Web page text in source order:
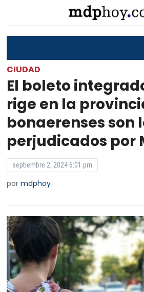
CIUDAD
El boleto
rige en la
bonaerenses son
perjudicados por
septiembre 2, 2024 6:01 pm
pormdphoy